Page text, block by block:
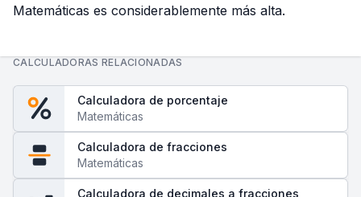
Matemáticas es considerablemente más alta.
CALCULADORAS RELACIONADAS
Calculadora de porcentaje
Matemáticas
Calculadora de fracciones
Matemáticas
Calculadora de decimales a fracciones